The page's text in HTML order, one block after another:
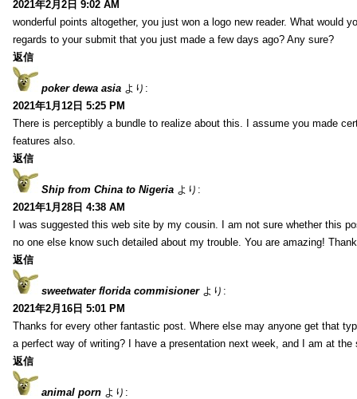
2021年2月2日 9:02 AM
wonderful points altogether, you just won a logo new reader. What would
regards to your submit that you just made a few days ago? Any sure?
返信
poker dewa asia より:
2021年1月12日 5:25 PM
There is perceptibly a bundle to realize about this. I assume you made
features also.
返信
Ship from China to Nigeria より:
2021年1月28日 4:38 AM
I was suggested this web site by my cousin. I am not sure whether this
no one else know such detailed about my trouble. You are amazing!
返信
sweetwater florida commisioner より:
2021年2月16日 5:01 PM
Thanks for every other fantastic post. Where else may anyone get that
a perfect way of writing? I have a presentation next week, and I am at the
返信
animal porn より: